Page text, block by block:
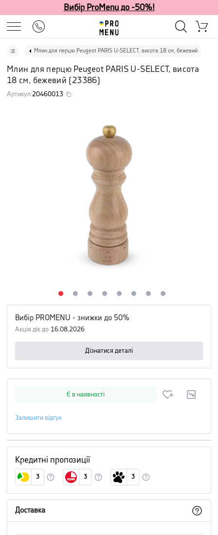
Вибір ProMenu до -50%!
Млин для перцю Peugeot PARIS U-SELECT, висота 18 см, бежевий
Млин для перцю Peugeot PARIS U-SELECT, висота
18 см, бежевий (23386)
Артикул:20460013
Вибір PROMENU - знижки до 50%
Акція діє до 16.08.2026
Дізнатися деталі
Є в наявності
Залишити відгук
Кредитні пропозиції
3 3 3
Доставка